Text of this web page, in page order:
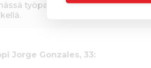
työpajaa lapsille, jotka ovat
Jorge Gonzales, 33: